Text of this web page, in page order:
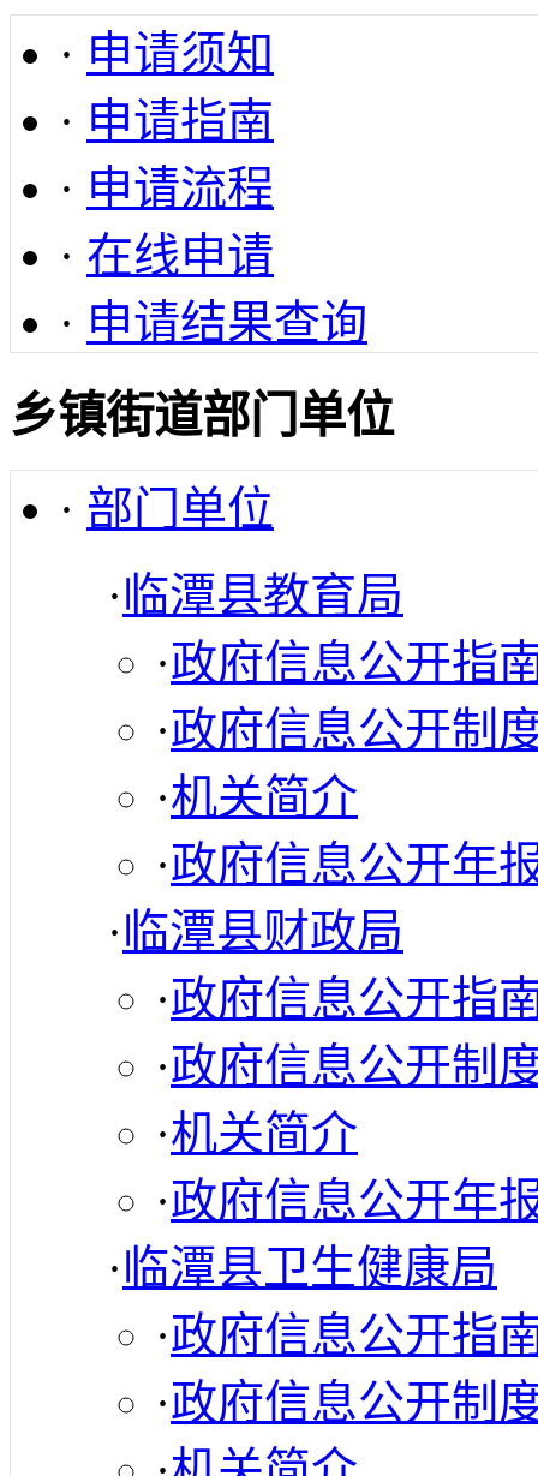
· 申请须知
· 申请指南
· 申请流程
· 在线申请
· 申请结果查询
乡镇街道部门单位
· 部门单位
·临潭县教育局
·政府信息公开指
·政府信息公开制
·机关简介
·政府信息公开年
·临潭县财政局
·政府信息公开指
·政府信息公开制
·机关简介
·政府信息公开年
·临潭县卫生健康局
·政府信息公开指
·政府信息公开制